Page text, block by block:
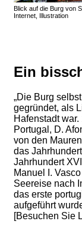
Blick auf die Burg von
Internet, Illustration
Ein
„Die Burg
gegründet, als
Hafenstadt
Portugal, D.
von den
das
Jahrhundert
Manuel I.
Seereise nach
das erste
aufgeführt
[Besuchen Sie